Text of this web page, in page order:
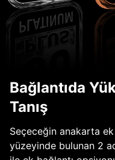
Bağlantıda
Tanış
Seçeceğin anakarta
yüzeyinde bulunan 2